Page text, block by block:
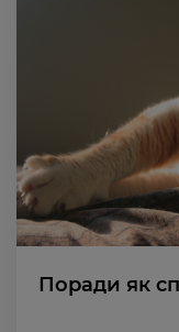
Поради як